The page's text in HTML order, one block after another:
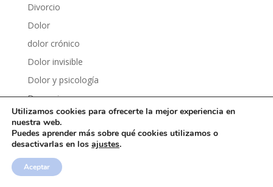
Divorcio
Dolor
dolor crónico
Dolor invisible
Dolor y psicología
Dopamina
Dopamina fácil
Dormir mejor
Dudas e inseguridades
Utilizamos cookies para ofrecerte la mejor experiencia en
nuestra web.
Puedes aprender más sobre qué cookies utilizamos o
desactivarlas en los ajustes.
Aceptar